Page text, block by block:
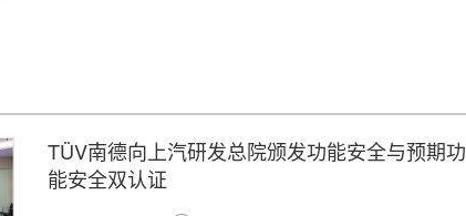
TÜV南德向上汽研发总院颁发功能安全与预期功
能安全双认证